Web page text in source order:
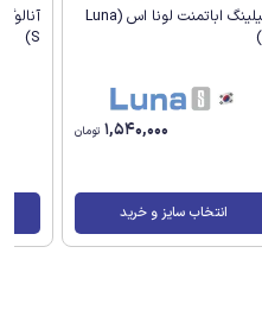
هیلینگ اباتمنت لونا اس (Luna
1,540,000 تومان
انتخاب سایز و خرید
S)